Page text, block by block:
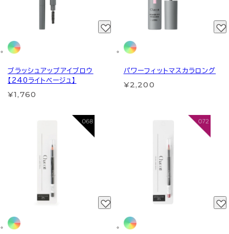
ブラッシュアップアイブロウ
【240ライトベージュ】
¥1,760
パワーフィットマスカラロング
¥2,200